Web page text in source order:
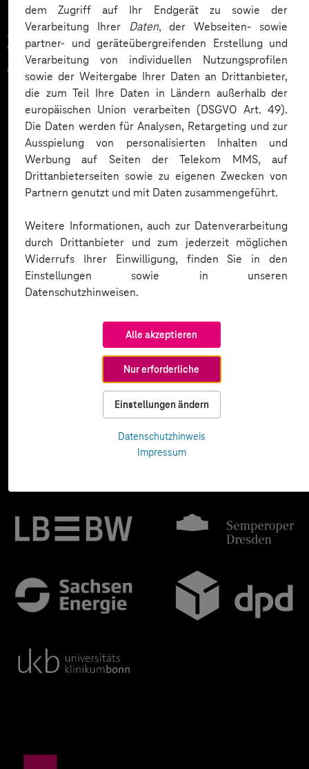
dem Zugriff auf Ihr Endgerät zu sowie der
Verarbeitung Ihrer Daten, der Webseiten- sowie
partner- und geräteübergreifenden Erstellung und
Verarbeitung von individuellen Nutzungsprofilen
sowie der Weitergabe Ihrer Daten an Drittanbieter,
die zum Teil Ihre Daten in Ländern außerhalb der
europäischen Union verarbeiten (DSGVO Art. 49).
Die Daten werden für Analysen, Retargeting und zur
Ausspielung von personalisierten Inhalten und
Werbung auf Seiten der Telekom MMS, auf
Drittanbieterseiten sowie zu eigenen Zwecken von
Partnern genutzt und mit Daten zusammengeführt.
Weitere Informationen, auch zur Datenverarbeitung
durch Drittanbieter und zum jederzeit möglichen
Widerrufs Ihrer Einwilligung, finden Sie in den
Einstellungen sowie in unseren
Datenschutzhinweisen.
Alle akzeptieren
Nur erforderliche
Einstellungen ändern
Datenschutzhinweis
Impressum
Zahlreiche Unternehmen
vertrauen auf unsere
Expertise. Hier eine Auswahl: